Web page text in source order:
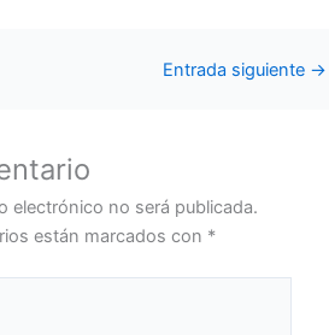
Entrada siguiente →
electrónico no será publicada.
están marcados con *